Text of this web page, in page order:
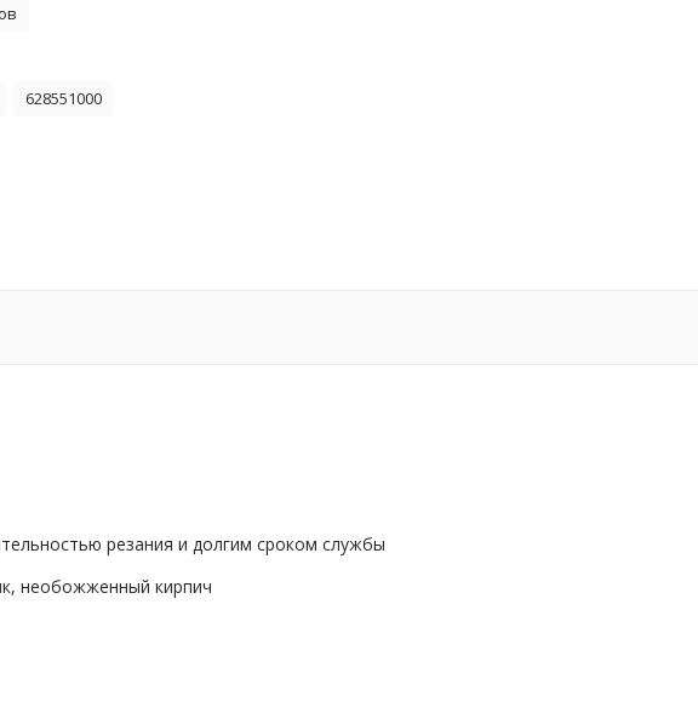
628551000
резания и долгим сроком службы
необожженный кирпич